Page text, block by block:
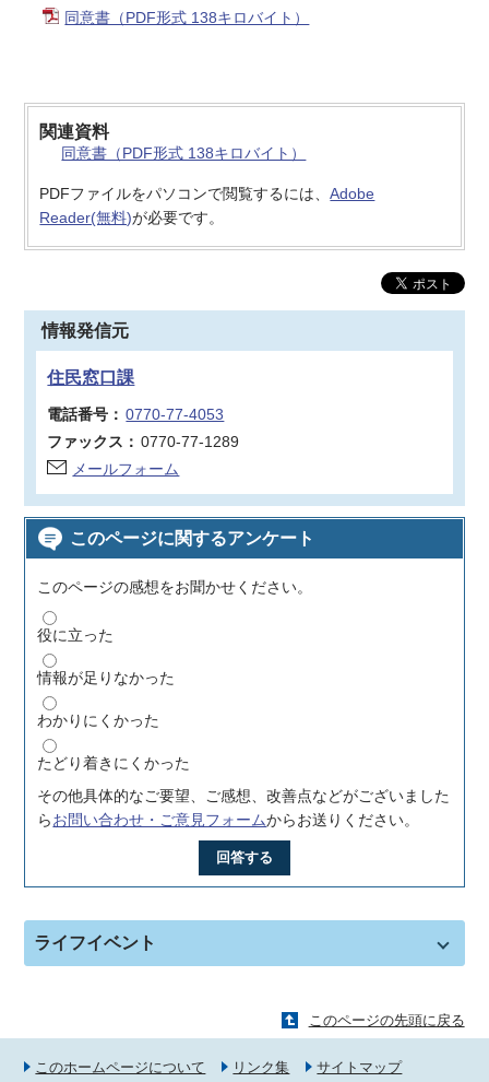
同意書（PDF形式 138キロバイト）
関連資料
同意書（PDF形式 138キロバイト）
PDFファイルをパソコンで閲覧するには、Adobe
Reader(無料)が必要です。
情報発信元
住民窓口課
電話番号： 0770-77-4053
ファックス： 0770-77-1289
メールフォーム
このページに関するアンケート
このページの感想をお聞かせください。
役に立った
情報が足りなかった
わかりにくかった
たどり着きにくかった
その他具体的なご要望、ご感想、改善点などがございました
らお問い合わせ・ご意見フォームからお送りください。
回答する
ライフイベント
このページの先頭に戻る
このホームページについて リンク集 サイトマップ